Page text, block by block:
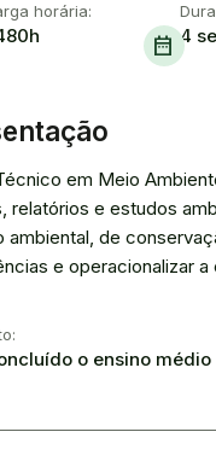
horária:
date_range 4
em Meio
relatórios e estudos
ambiental, de
e operacionalizar
o ensino médio